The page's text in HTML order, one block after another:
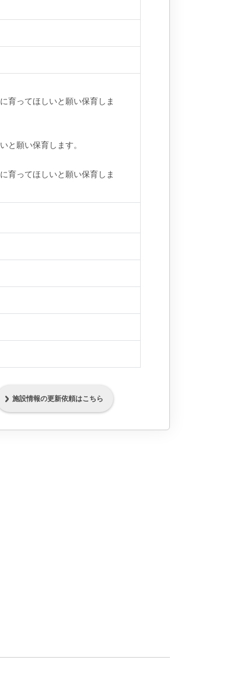
育ってほしいと願い保育しま
と願い保育します。
育ってほしいと願い保育しま
施設情報の更新依頼はこちら